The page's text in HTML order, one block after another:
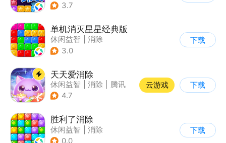
3.7
单机消灭星星经典版
休闲益智
消除
3.0
下载
天天爱消除
休闲益智 消除
腾讯
| 单机
4.7
云游戏 下载
胜利了消除
休闲益智
消除
0.0
下载